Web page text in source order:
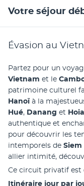
Votre séjour
Évasion au
Vietnam et le
Hanoï à la
Hué, Danang et
authentique et
pour découvrir les
intemporels de Siem
allier intimité,
Ce circuit privatif est
Itinéraire jour par